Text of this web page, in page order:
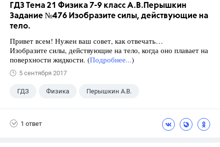
ГДЗ Тема 21 Физика 7-9 класс А.В.Перышкин
Задание №476 Изобразите силы, действующие на
тело.
Привет всем! Нужен ваш совет, как отвечать…
Изобразите силы, действующие на тело, когда оно плавает на
поверхности жидкости. (Подробнее...)
5 сентября 2017
ГДЗ Физика Перышкин А.В.
1 ответ